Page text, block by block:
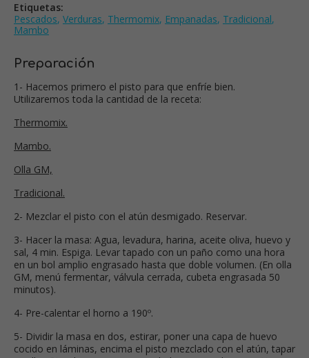
Etiquetas:
Pescados, Verduras, Thermomix, Empanadas, Tradicional,
Mambo
Preparación
1- Hacemos primero el pisto para que enfríe bien.
Utilizaremos toda la cantidad de la receta:
Thermomix.
Mambo.
Olla GM,
Tradicional.
2- Mezclar el pisto con el atún desmigado. Reservar.
3- Hacer la masa: Agua, levadura, harina, aceite oliva, huevo y
sal, 4 min. Espiga. Levar tapado con un paño como una hora
en un bol amplio engrasado hasta que doble volumen. (En olla
GM, menú fermentar, válvula cerrada, cubeta engrasada 50
minutos).
4- Pre-calentar el horno a 190º.
5- Dividir la masa en dos, estirar, poner una capa de huevo
cocido en láminas, encima el pisto mezclado con el atún, tapar